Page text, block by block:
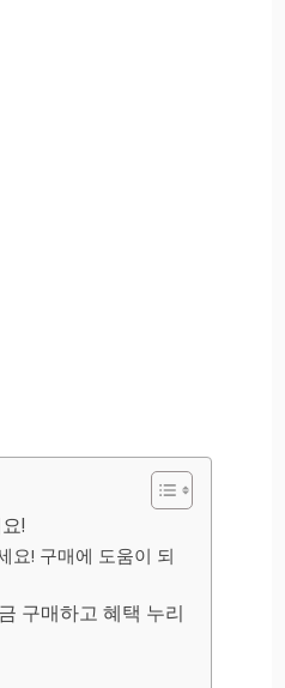
!
요! 구매에 도움이 되
구매하고 혜택 누리